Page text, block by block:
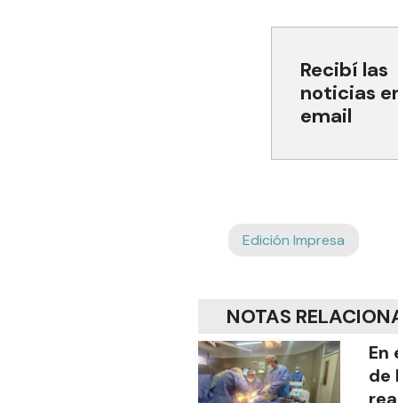
Recibí las
noticias
email
Edición Impresa
NOTAS
En
de